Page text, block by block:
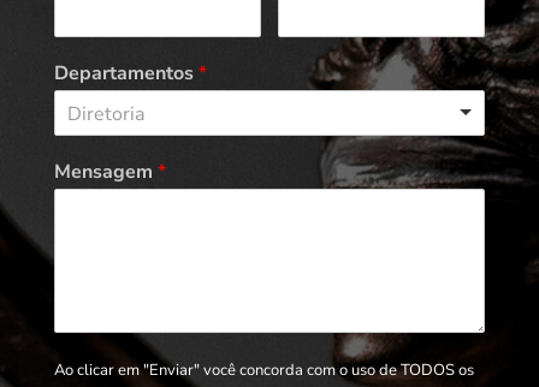
Departamentos*
Diretoria
Mensagem *
Ao clicar em "Enviar" você concorda com o uso de TODOS os